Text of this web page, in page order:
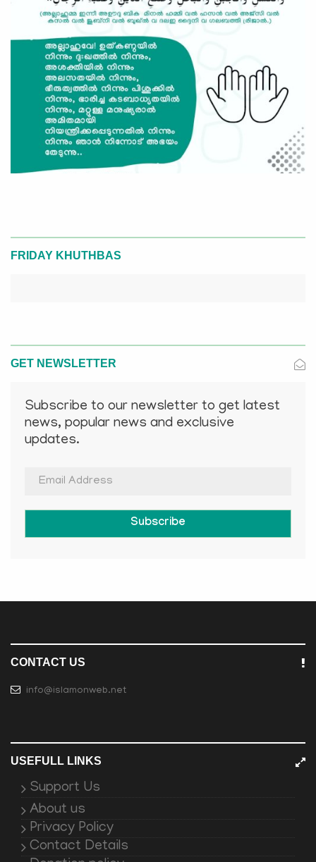
FRIDAY KHUTHBAS
GET NEWSLETTER
Subscribe to our newsletter to get latest
news, popular news and exclusive
updates.
Subscribe
CONTACT US
info@islamonweb.net
USEFULL LINKS
Support Us
About us
Privacy Policy
Contact Details